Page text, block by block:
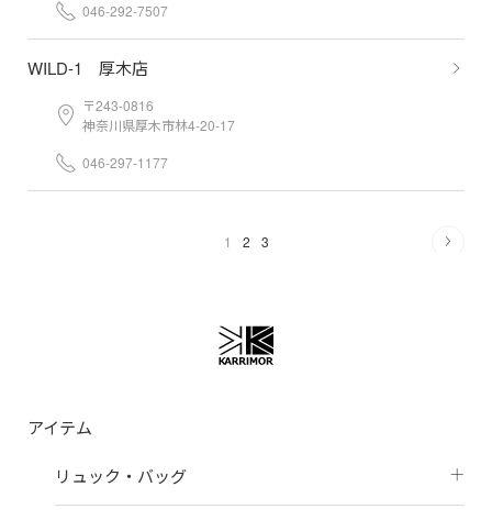
046-292-7507
WILD-1 厚木店
〒243-0816
神奈川県厚木市林4-20-17
046-297-1177
1 2 3
アイテム
リュック・バッグ